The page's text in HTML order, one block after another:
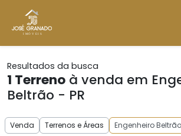
Resultados da busca
1 Terreno à venda em
Beltrão - PR
Venda Terrenos e Áreas Engenheiro Beltrão